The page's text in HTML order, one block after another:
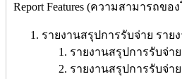
Report Features (ความสามารถข
รายงานสรุปการรับจ่าย ราย
รายงานสรุปการรับจ่า
รายงานสรุปการรับจ่า